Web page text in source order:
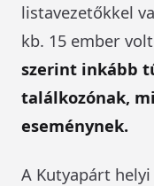
listavezetőkkel
kb. 15 ember
szerint inkább
találkozónak,
eseménynek.
A Kutyapárt